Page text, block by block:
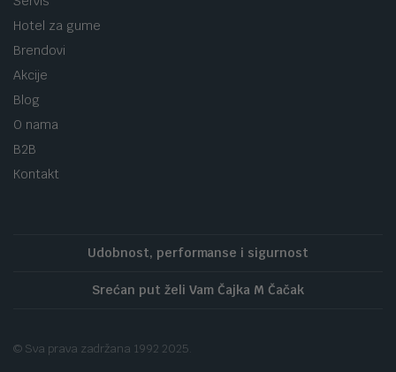
Hotel za gume
Brendovi
Akcije
Blog
O nama
B2B
Kontakt
Udobnost, performanse i sigurnost
Srećan put želi Vam Čajka M Čačak
© Sva prava zadržana 1992 2025.